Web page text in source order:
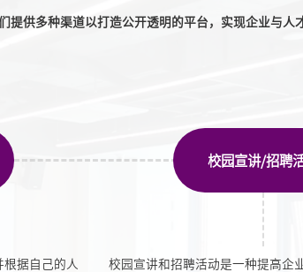
供多种渠道以打造公开透明的平台，实现企业与人
据自己的人
校园宣讲/招聘
校园宣讲和招聘活动是一种提高企